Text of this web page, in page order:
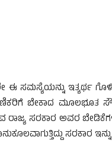
ಈ ಸಮಸ್ಯೆಯನ್ನು ಇತ್ಯರ್ಥ
ಬೇಕಾದ ಮೂಲಭೂತ
ರಾಜ್ಯ ಸರಕಾರ ಅವರ
ಸರಕಾರ